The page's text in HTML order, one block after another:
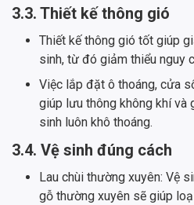
3.3. Thiết kế thông gió
Thiết kế thông gió tốt giúp
sinh, từ đó giảm thiểu nguy
Việc lắp đặt ô thoáng, cửa
giúp lưu thông không khí và
sinh luôn khô thoáng.
3.4. Vệ sinh đúng cách
Lau chùi thường xuyên: Vệ
gỗ thường xuyên sẽ giúp